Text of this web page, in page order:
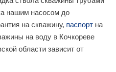
нашим насосом до
на скважину, паспорт на
на воду в Кочкореве
области зависит от